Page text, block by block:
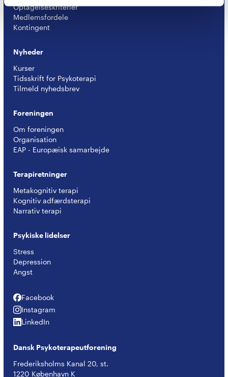
Optagelseskriterier
Medlemsfordele
Kontingent
Nyheder
Kurser
Tidsskrift for Psykoterapi
Tilmeld nyhedsbrev
Foreningen
Om foreningen
Organisation
EAP - Europæisk samarbejde
Terapiretninger
Metakognitiv terapi
Kognitiv adfærdsterapi
Narrativ terapi
Psykiske lidelser
Stress
Depression
Angst
Facebook
Facebook
Instagram
Instagram
LinkedIn
LinkedIn
Dansk Psykoterapeutforening
Frederiksholms Kanal 20, st.
1220 København K